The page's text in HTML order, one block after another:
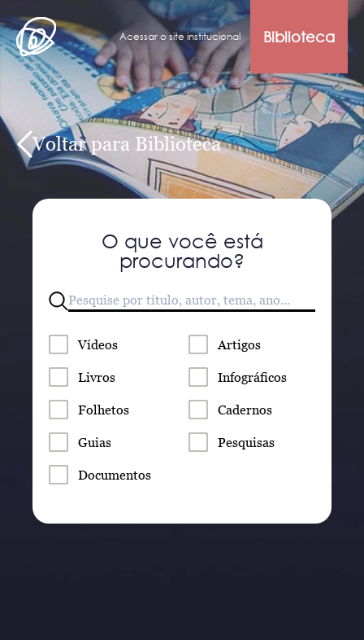
Acessar o site institucional Biblioteca
Voltar para Biblioteca
O que você está
procurando?
Vídeos Artigos
Livros Infográficos
Folhetos Cadernos
Guias Pesquisas
Documentos